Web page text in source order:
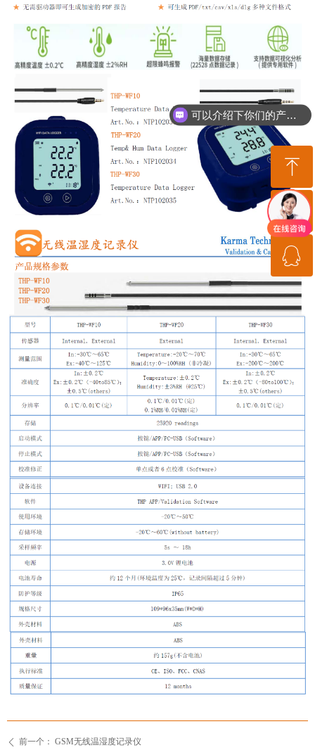
ꄴ 前一个： GSM无线温湿度记录仪
可以介绍下你们的产品么
ꁸ
回到顶部
ꂅ
18717956695
ꁗ
QQ客服